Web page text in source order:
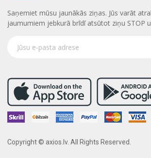
Saņemiet mūsu jaunākās ziņas. Jūs varāt
jaumumiem jebkurā brīdī atsūtot ziņu STOP
Copyright © axios.lv. All Rights Reserved.